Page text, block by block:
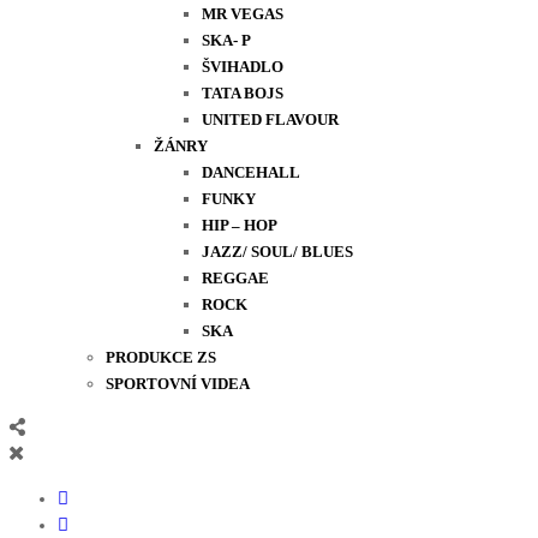
MR VEGAS
SKA- P
ŠVIHADLO
TATA BOJS
UNITED FLAVOUR
ŽÁNRY
DANCEHALL
FUNKY
HIP – HOP
JAZZ/ SOUL/ BLUES
REGGAE
ROCK
SKA
PRODUKCE ZS
SPORTOVNÍ VIDEA